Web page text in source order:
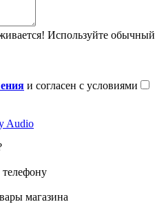
Используйте обычный
и согласен с условиями
Audio
телефону
магазина